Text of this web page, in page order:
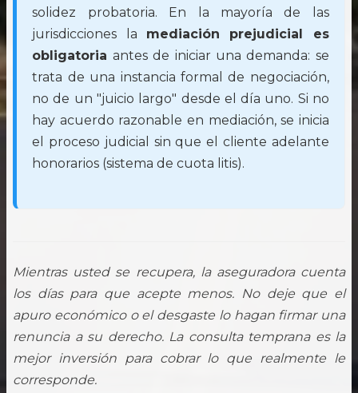
solidez probatoria. En la mayoría de las
jurisdicciones la mediación prejudicial es
obligatoria antes de iniciar una demanda: se
trata de una instancia formal de negociación,
no de un "juicio largo" desde el día uno. Si no
hay acuerdo razonable en mediación, se inicia
el proceso judicial sin que el cliente adelante
honorarios (sistema de cuota litis).
Mientras usted se recupera, la aseguradora cuenta
los días para que acepte menos. No deje que el
apuro económico o el desgaste lo hagan firmar una
renuncia a su derecho. La consulta temprana es la
mejor inversión para cobrar lo que realmente le
corresponde.